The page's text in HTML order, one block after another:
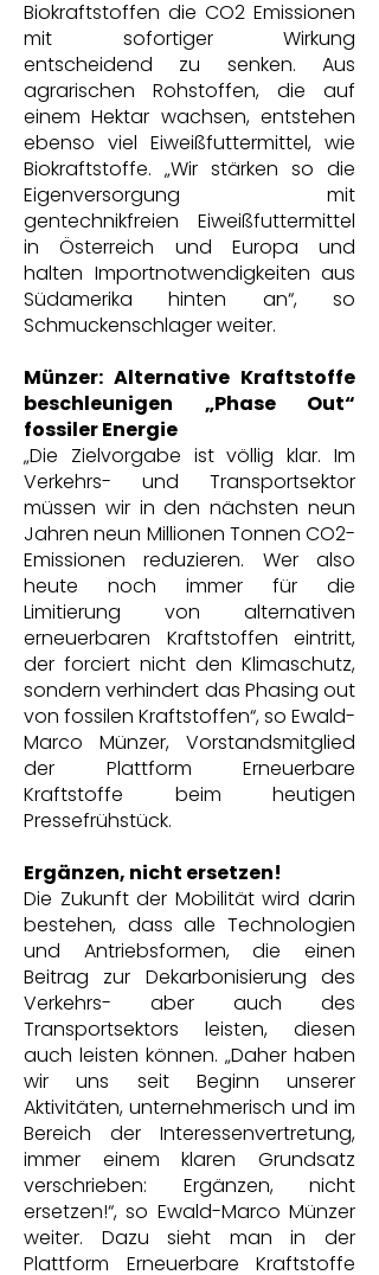
Biokraftstoffen die CO2 Emissionen
mit sofortiger Wirkung
entscheidend zu senken. Aus
agrarischen Rohstoffen, die auf
einem Hektar wachsen, entstehen
ebenso viel Eiweißfuttermittel, wie
Biokraftstoffe. „Wir stärken so die
Eigenversorgung mit
gentechnikfreien Eiweißfuttermittel
in Österreich und Europa und
halten Importnotwendigkeiten aus
Südamerika hinten an“, so
Schmuckenschlager weiter.
Münzer: Alternative Kraftstoffe
beschleunigen „Phase Out“
fossiler Energie
„Die Zielvorgabe ist völlig klar. Im
Verkehrs- und Transportsektor
müssen wir in den nächsten neun
Jahren neun Millionen Tonnen CO2-
Emissionen reduzieren. Wer also
heute noch immer für die
Limitierung von alternativen
erneuerbaren Kraftstoffen eintritt,
der forciert nicht den Klimaschutz,
sondern verhindert das Phasing out
von fossilen Kraftstoffen“, so Ewald-
Marco Münzer, Vorstandsmitglied
der Plattform Erneuerbare
Kraftstoffe beim heutigen
Pressefrühstück.
Ergänzen, nicht ersetzen!
Die Zukunft der Mobilität wird darin
bestehen, dass alle Technologien
und Antriebsformen, die einen
Beitrag zur Dekarbonisierung des
Verkehrs- aber auch des
Transportsektors leisten, diesen
auch leisten können. „Daher haben
wir uns seit Beginn unserer
Aktivitäten, unternehmerisch und im
Bereich der Interessenvertretung,
immer einem klaren Grundsatz
verschrieben: Ergänzen, nicht
ersetzen!“, so Ewald-Marco Münzer
weiter. Dazu sieht man in der
Plattform Erneuerbare Kraftstoffe